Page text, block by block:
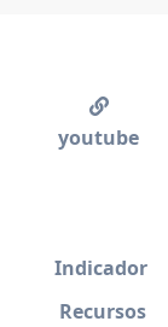
Recursos
Indicador
youtube